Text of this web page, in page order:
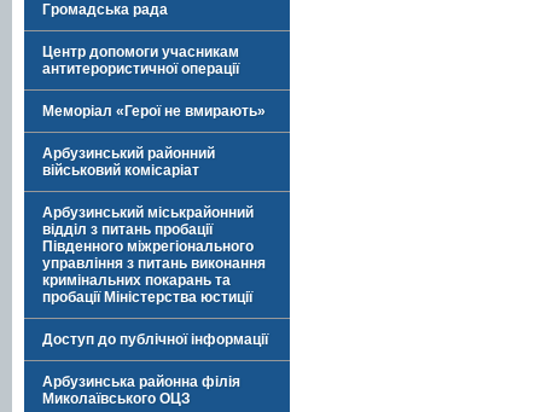
Громадська рада
Центр допомоги учасникам
антитерористичної операції
Меморіал «Герої не вмирають»
Арбузинський районний
військовий комісаріат
Арбузинський міськрайонний
відділ з питань пробації
Південного міжрегіонального
управління з питань виконання
кримінальних покарань та
пробації Міністерства юстиції
Доступ до публічної інформації
Арбузинська районна філія
Миколаївського ОЦЗ